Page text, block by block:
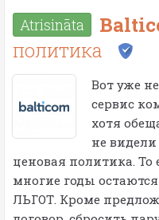
Atrisināta
политика
Вот уже
сервис
хотя
не
ценовая политика. То
многие годы
ЛЬГОТ. Кроме